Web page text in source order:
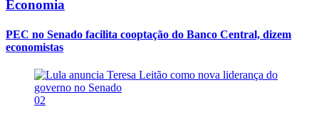
Economia
PEC no Senado facilita cooptação do Banco Central, dizem
economistas
02